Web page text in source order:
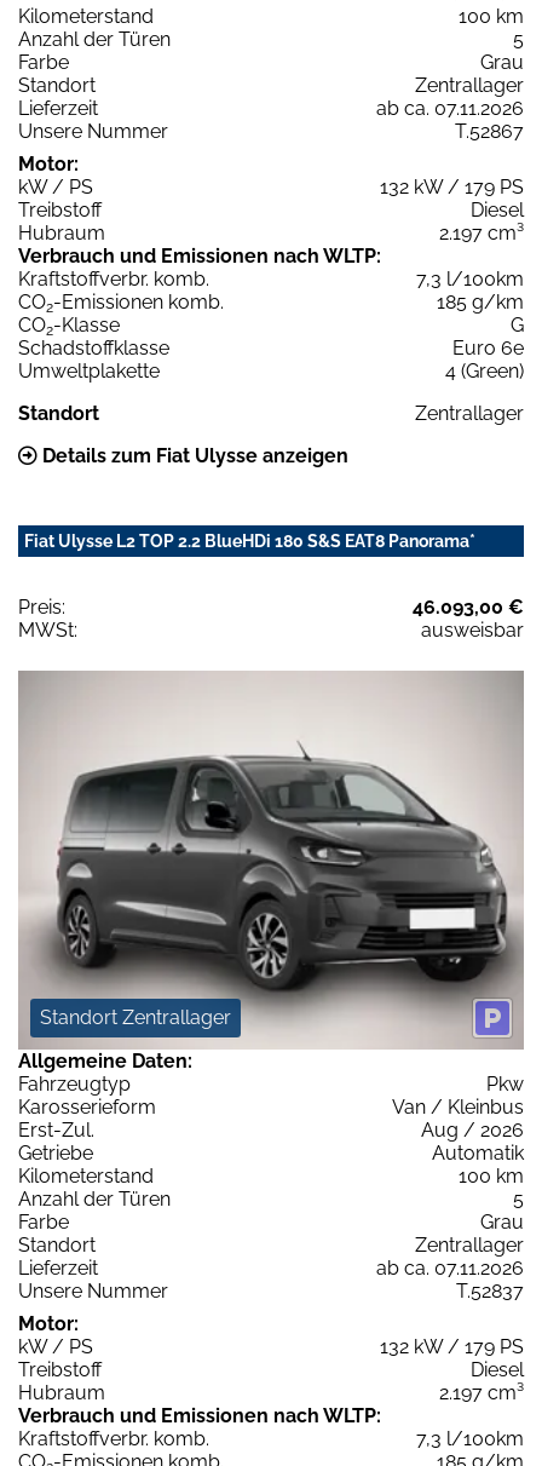
Kilometerstand
100 km
Anzahl der Türen
5
Farbe
Grau
Standort
Zentrallager
Lieferzeit
ab ca. 07.11.2026
Unsere Nummer
T.52867
Motor:
kW / PS
132 kW / 179 PS
Treibstoff
Diesel
Hubraum
2.197 cm³
Verbrauch und Emissionen nach WLTP:
Kraftstoffverbr. komb.
7,3 l/100km
CO2-Emissionen komb.
185 g/km
CO2-Klasse
G
Schadstoffklasse
Euro 6e
Umweltplakette
4 (Green)
Standort
Zentrallager
Details zum Fiat Ulysse anzeigen
Fiat Ulysse L2 TOP 2.2 BlueHDi 180 S&S EAT8 Panorama*
Preis:
46.093,00 €
MWSt:
ausweisbar
Standort Zentrallager
Allgemeine Daten:
Fahrzeugtyp
Pkw
Karosserieform
Van / Kleinbus
Erst-Zul.
Aug / 2026
Getriebe
Automatik
Kilometerstand
100 km
Anzahl der Türen
5
Farbe
Grau
Standort
Zentrallager
Lieferzeit
ab ca. 07.11.2026
Unsere Nummer
T.52837
Motor:
kW / PS
132 kW / 179 PS
Treibstoff
Diesel
Hubraum
2.197 cm³
Verbrauch und Emissionen nach WLTP:
Kraftstoffverbr. komb.
7,3 l/100km